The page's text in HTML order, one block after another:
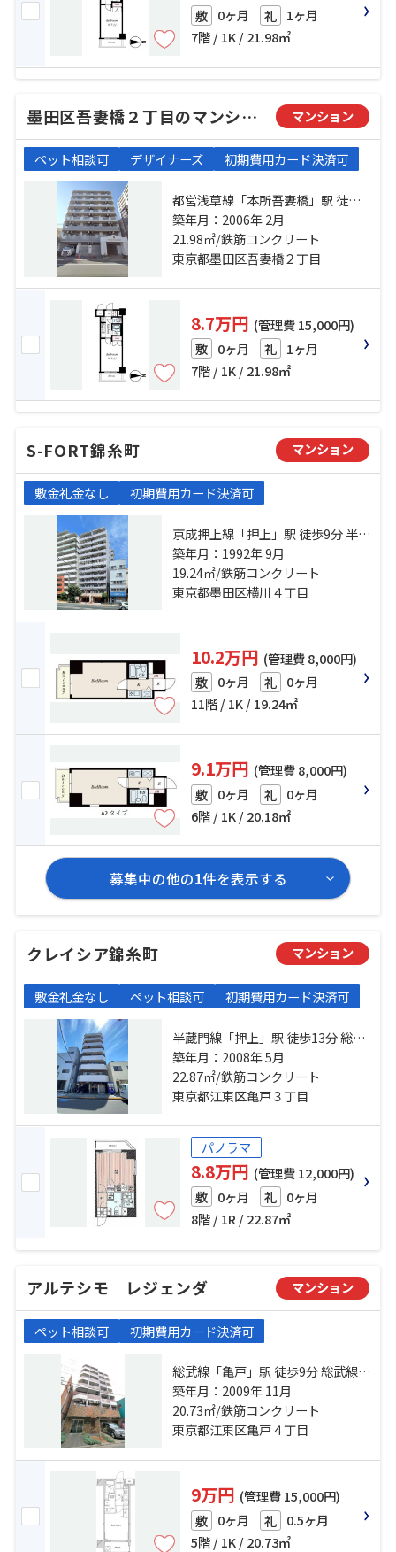
敷 0ヶ月 礼 1ヶ月
7階 / 1K / 21.98㎡
墨田区吾妻橋２丁目のマンション マンション
ペット相談可 デザイナーズ 初期費用カード決済可
都営浅草線「本所吾妻橋」駅 徒歩4
分 銀座線「浅草」駅 徒歩8分 東武
伊勢崎線「押上」駅 徒歩10分
築年月：2006年 2月
21.98㎡/鉄筋コンクリート
東京都墨田区吾妻橋２丁目
8.7万円 (管理費 15,000円)
敷 0ヶ月 礼 1ヶ月
7階 / 1K / 21.98㎡
S-FORT錦糸町 マンション
敷金礼金なし 初期費用カード決済可
京成押上線「押上」駅 徒歩9分 半蔵
門線「錦糸町」駅 徒歩9分 総武本線
「錦糸町」駅 徒歩9分
築年月：1992年 9月
19.24㎡/鉄筋コンクリート
東京都墨田区横川４丁目
10.2万円 (管理費 8,000円)
敷 0ヶ月 礼 0ヶ月
11階 / 1K / 19.24㎡
9.1万円 (管理費 8,000円)
敷 0ヶ月 礼 0ヶ月
6階 / 1K / 20.18㎡
募集中の他の1件を表示する
クレイシア錦糸町 マンション
敷金礼金なし ペット相談可 初期費用カード決済可
半蔵門線「押上」駅 徒歩13分 総武
本線「錦糸町」駅 徒歩14分 東武亀
戸線「亀戸」駅 徒歩14分
築年月：2008年 5月
22.87㎡/鉄筋コンクリート
東京都江東区亀戸３丁目
パノラマ
8.8万円 (管理費 12,000円)
敷 0ヶ月 礼 0ヶ月
8階 / 1R / 22.87㎡
アルテシモ レジェンダ マンション
ペット相談可 初期費用カード決済可
総武線「亀戸」駅 徒歩9分 総武線
「錦糸町」駅 徒歩21分 半蔵門線
「押上」駅 徒歩23分
築年月：2009年 11月
20.73㎡/鉄筋コンクリート
東京都江東区亀戸４丁目
9万円 (管理費 15,000円)
敷 0ヶ月 礼 0.5ヶ月
5階 / 1K / 20.73㎡